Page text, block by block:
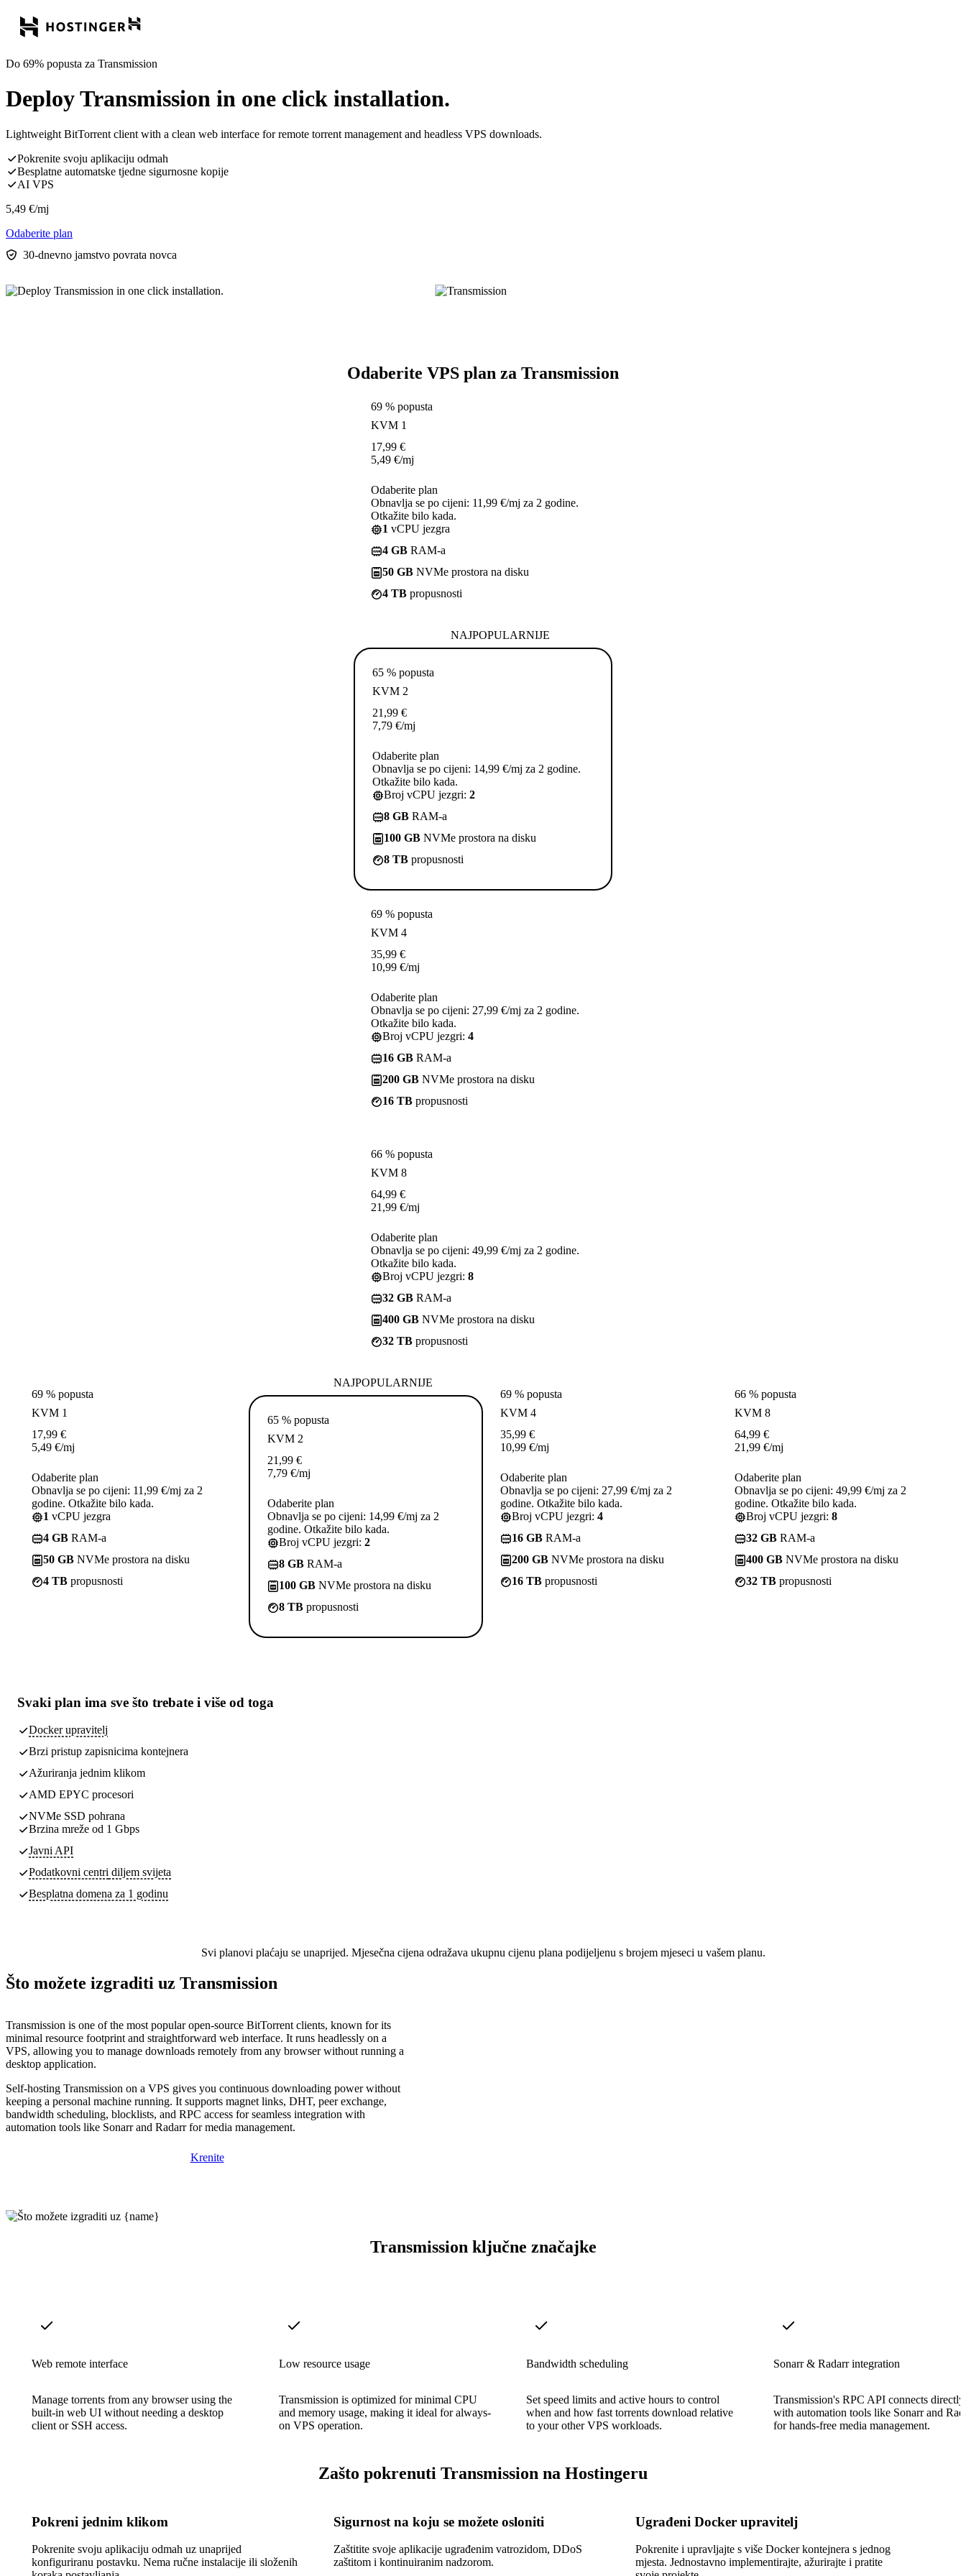
Do 69% popusta za Transmission
Deploy Transmission in one click installation.
Lightweight BitTorrent client with a clean web interface for remote torrent management and headless VPS downloads.
Pokrenite svoju aplikaciju odmah
Besplatne automatske tjedne sigurnosne kopije
AI VPS
5,49 €/mj
Odaberite plan
30-dnevno jamstvo povrata novca
Odaberite VPS plan za Transmission
69 % popusta
KVM 1
17,99 €
5,49 €/mj
Odaberite plan
Obnavlja se po cijeni: 11,99 €/mj za 2 godine.
Otkažite bilo kada.
1 vCPU jezgra
4 GB RAM-a
50 GB NVMe prostora na disku
4 TB propusnosti
NAJPOPULARNIJE
65 % popusta
KVM 2
21,99 €
7,79 €/mj
Odaberite plan
Obnavlja se po cijeni: 14,99 €/mj za 2 godine.
Otkažite bilo kada.
Broj vCPU jezgri: 2
8 GB RAM-a
100 GB NVMe prostora na disku
8 TB propusnosti
69 % popusta
KVM 4
35,99 €
10,99 €/mj
Odaberite plan
Obnavlja se po cijeni: 27,99 €/mj za 2 godine.
Otkažite bilo kada.
Broj vCPU jezgri: 4
16 GB RAM-a
200 GB NVMe prostora na disku
16 TB propusnosti
66 % popusta
KVM 8
64,99 €
21,99 €/mj
Odaberite plan
Obnavlja se po cijeni: 49,99 €/mj za 2 godine.
Otkažite bilo kada.
Broj vCPU jezgri: 8
32 GB RAM-a
400 GB NVMe prostora na disku
32 TB propusnosti
69 % popusta
KVM 1
17,99 €
5,49 €/mj
Odaberite plan
Obnavlja se po cijeni: 11,99 €/mj za 2
godine. Otkažite bilo kada.
1 vCPU jezgra
4 GB RAM-a
50 GB NVMe prostora na disku
4 TB propusnosti
NAJPOPULARNIJE
65 % popusta
KVM 2
21,99 €
7,79 €/mj
Odaberite plan
Obnavlja se po cijeni: 14,99 €/mj za 2
godine. Otkažite bilo kada.
Broj vCPU jezgri: 2
8 GB RAM-a
100 GB NVMe prostora na disku
8 TB propusnosti
69 % popusta
KVM 4
35,99 €
10,99 €/mj
Odaberite plan
Obnavlja se po cijeni: 27,99 €/mj za 2
godine. Otkažite bilo kada.
Broj vCPU jezgri: 4
16 GB RAM-a
200 GB NVMe prostora na disku
16 TB propusnosti
66 % popusta
KVM 8
64,99 €
21,99 €/mj
Odaberite plan
Obnavlja se po cijeni: 49,99 €/mj za 2
godine. Otkažite bilo kada.
Broj vCPU jezgri: 8
32 GB RAM-a
400 GB NVMe prostora na disku
32 TB propusnosti
Svaki plan ima sve što trebate i više od toga
Docker upravitelj
Brzi pristup zapisnicima kontejnera
Ažuriranja jednim klikom
AMD EPYC procesori
NVMe SSD pohrana
Brzina mreže od 1 Gbps
Javni API
Podatkovni centri diljem svijeta
Besplatna domena za 1 godinu
Svi planovi plaćaju se unaprijed. Mjesečna cijena odražava ukupnu cijenu plana podijeljenu s brojem mjeseci u vašem planu.
Što možete izgraditi uz Transmission
Transmission is one of the most popular open-source BitTorrent clients, known for its
minimal resource footprint and straightforward web interface. It runs headlessly on a
VPS, allowing you to manage downloads remotely from any browser without running a
desktop application.
Self-hosting Transmission on a VPS gives you continuous downloading power without
keeping a personal machine running. It supports magnet links, DHT, peer exchange,
bandwidth scheduling, blocklists, and RPC access for seamless integration with
automation tools like Sonarr and Radarr for media management.
Krenite
Transmission ključne značajke
Web remote interface
Manage torrents from any browser using the
built-in web UI without needing a desktop
client or SSH access.
Low resource usage
Transmission is optimized for minimal CPU
and memory usage, making it ideal for always-
on VPS operation.
Bandwidth scheduling
Set speed limits and active hours to control
when and how fast torrents download relative
to your other VPS workloads.
Sonarr & Radarr integration
Transmission's RPC API connects directly
with automation tools like Sonarr and
for hands-free media management.
Zašto pokrenuti Transmission na Hostingeru
Pokreni jednim klikom
Pokrenite svoju aplikaciju odmah uz unaprijed
konfiguriranu postavku. Nema ručne instalacije ili složenih
Sigurnost na koju se možete osloniti
Zaštitite svoje aplikacije ugrađenim vatrozidom, DDoS
zaštitom i kontinuiranim nadzorom.
Ugrađeni Docker upravitelj
Pokrenite i upravljajte s više Docker kontejnera s jednog
mjesta. Jednostavno implementirajte, ažurirajte i pratite